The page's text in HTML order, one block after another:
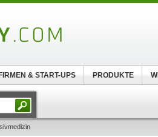
FIRMEN & START-UPS PRODUKTE